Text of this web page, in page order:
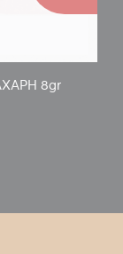
8gr